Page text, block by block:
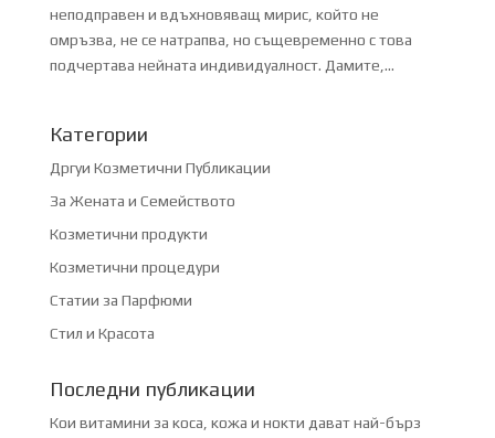
неподправен и вдъхновяващ мирис, който не
омръзва, не се натрапва, но същевременно с това
подчертава нейната индивидуалност. Дамите,...
Категории
Дргуи Козметични Публикации
За Жената и Семейството
Козметични продукти
Козметични процедури
Статии за Парфюми
Стил и Красота
Последни публикации
Кои витамини за коса, кожа и нокти дават най-бърз